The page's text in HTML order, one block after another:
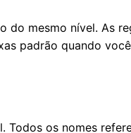
do mesmo nível. As
padrão quando
os nomes